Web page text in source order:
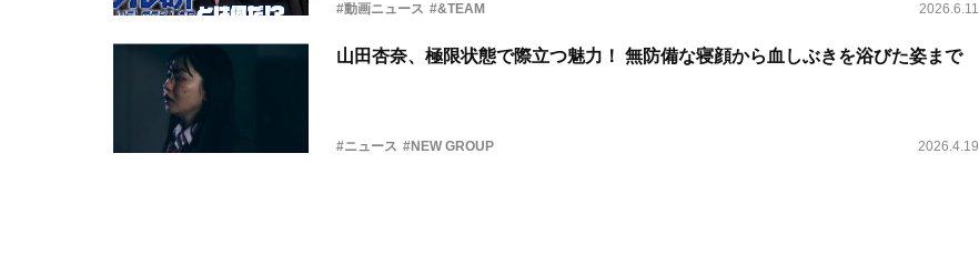
#動画ニュース #&TEAM 2026.6.11
山田杏奈、極限状態で際立つ魅力！ 無防備な寝顔から血しぶきを浴びた姿まで
#ニュース #NEW GROUP 2026.4.19